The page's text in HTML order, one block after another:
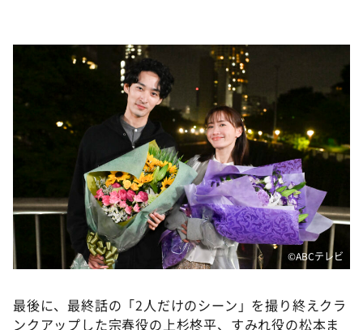
©ABCテレビ
最後に、最終話の「2人だけのシーン」を撮り終えクラ
ンクアップした宗春役の上杉柊平、すみれ役の松本ま